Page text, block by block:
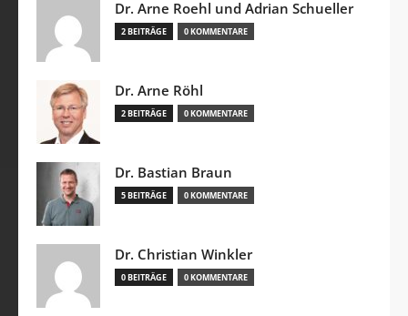
Dr. Arne Roehl und Adrian Schueller
2 BEITRÄGE 0 KOMMENTARE
Dr. Arne Röhl
2 BEITRÄGE 0 KOMMENTARE
Dr. Bastian Braun
5 BEITRÄGE 0 KOMMENTARE
Dr. Christian Winkler
0 BEITRÄGE 0 KOMMENTARE